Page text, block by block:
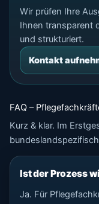
Wir prüfen Ihre
Ihnen transparent
und strukturiert.
Kontakt
FAQ –
Kurz & klar. Im
Ist der Prozess
Ja. Für